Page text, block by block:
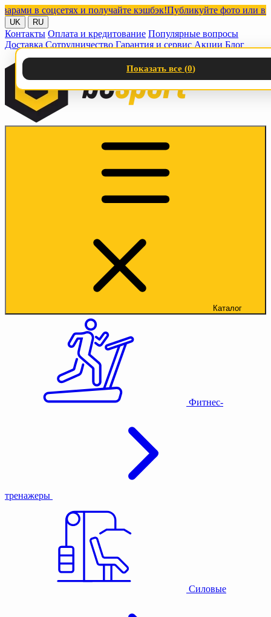
в соцсетях и получайте кэшбэк!Публикуйте фото или видео
UK RU
Контакты Оплата и кредитование Популярные вопросы
Доставка Сотрудничество Гарантия и сервис Акции Блог
Каталог
Фитнес-
тренажеры
Силовые
Показать все (0)